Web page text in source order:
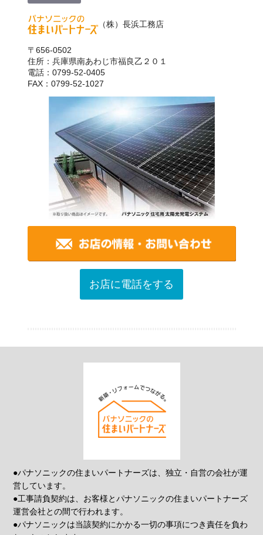
（株）長浜工務店
〒656-0502
住所：兵庫県南あわじ市福良乙２０１
電話：0799-52-0405
FAX：0799-52-1027
お店に電話をする
●パナソニックの住まいパートナーズは、独立・自営の会社が運
営しています。
●工事請負契約は、お客様とパナソニックの住まいパートナーズ
運営会社との間で行われます。
●パナソニックは当該契約にかかる一切の事項につき責任を負わ